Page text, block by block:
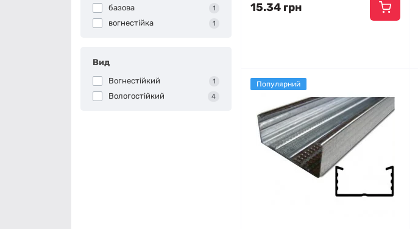
базова 1
вогнестійка 1
Вид
Вогнестійкий 1
Вологостійкий 4
15.34 грн
Популярний